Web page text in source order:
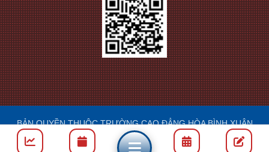
BẢN QUYỀN THUỘC TRƯỜNG CAO ĐẲNG HÒA BÌNH XUÂN
LỘC